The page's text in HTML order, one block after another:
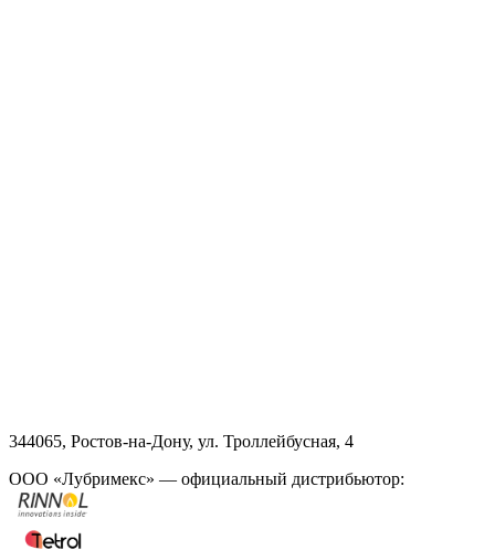
344065, Ростов-на-Дону, ул. Троллейбусная, 4
ООО «Лубримекс» — официальный дистрибьютор: